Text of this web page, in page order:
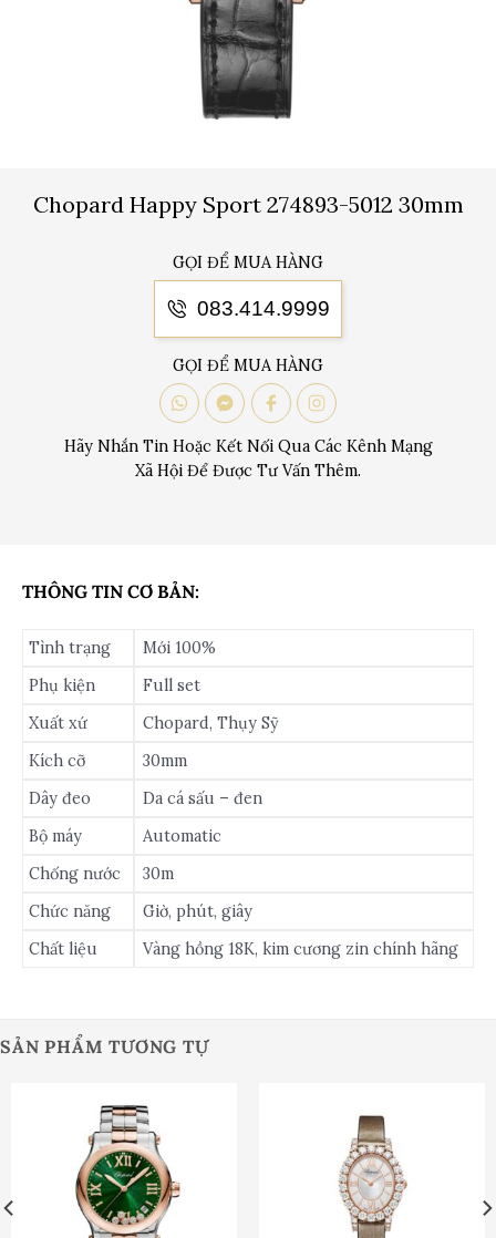
Chopard Happy Sport 274893-5012 30mm
GỌI ĐỂ MUA HÀNG
083.414.9999
GỌI ĐỂ MUA HÀNG
Hãy Nhắn Tin Hoặc Kết Nối Qua Các Kênh Mạng
Xã Hội Để Được Tư Vấn Thêm.
THÔNG TIN CƠ BẢN:
Tình trạng
Mới 100%
Phụ kiện
Full set
Xuất xứ
Chopard, Thụy Sỹ
Kích cỡ
30mm
Dây đeo
Da cá sấu – đen
Bộ máy
Automatic
Chống nước
30m
Chức năng
Giờ, phút, giây
Chất liệu
Vàng hồng 18K, kim cương zin chính hãng
SẢN PHẨM TƯƠNG TỰ